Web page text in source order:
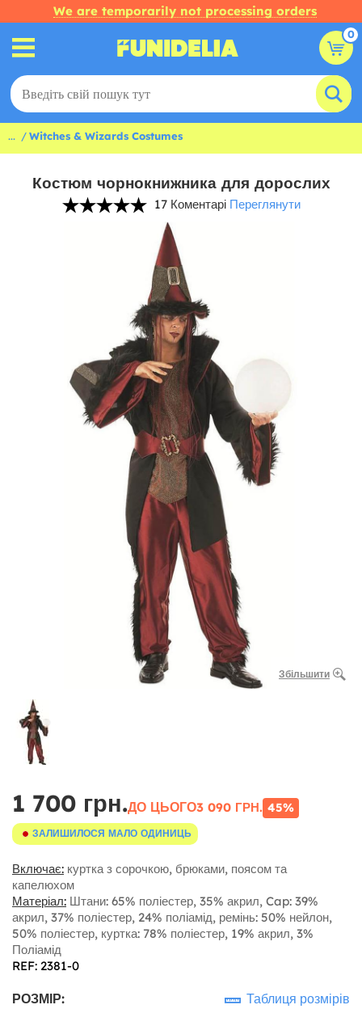
We are temporarily not processing orders
0
... Witches & Wizards Costumes
Костюм чорнокнижника для дорослих
17 Коментарі Переглянути
Збільшити
1 700 грн.ДО ЦЬОГО3 090 ГРН. 45%
ЗАЛИШИЛОСЯ МАЛО ОДИНИЦЬ
Включає: куртка з сорочкою, брюками, поясом та
капелюхом
Матеріал: Штани: 65% поліестер, 35% акрил, Cap: 39%
акрил, 37% поліестер, 24% поліамід, ремінь: 50% нейлон,
50% поліестер, куртка: 78% поліестер, 19% акрил, 3%
Поліамід
REF: 2381-0
РОЗМІР: Таблиця розмірів